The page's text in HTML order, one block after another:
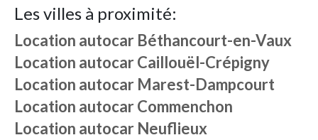
Les villes à proximité:
Location autocar Béthancourt-en-Vaux
Location autocarCaillouël-Crépigny
Location autocar Marest-Dampcourt
Location autocarCommenchon
Location autocar Neuflieux